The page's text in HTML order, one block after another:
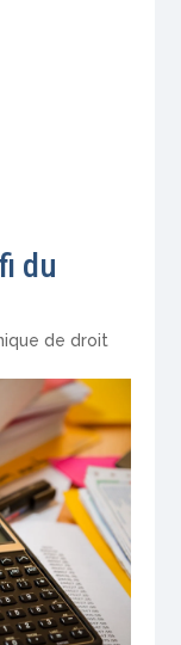
du
de droit